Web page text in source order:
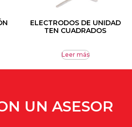
ELECTRODOS DE UNIDAD
TEN CUADRADOS
Leer más
UN ASESOR